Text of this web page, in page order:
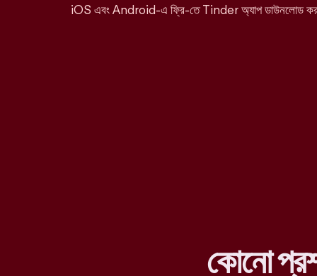
iOS এবং Android-এ ফ্রি-তে Tinder অ্যাপ ডাউনলোড
কোনো